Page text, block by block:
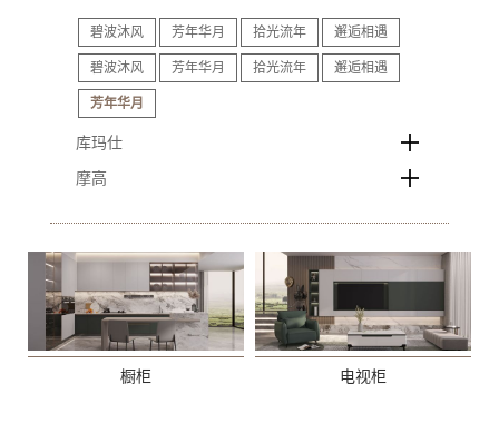
碧波沐风 芳年华月 拾光流年 邂逅相遇
碧波沐风 芳年华月 拾光流年 邂逅相遇
芳年华月
库玛仕
摩高
橱柜 电视柜